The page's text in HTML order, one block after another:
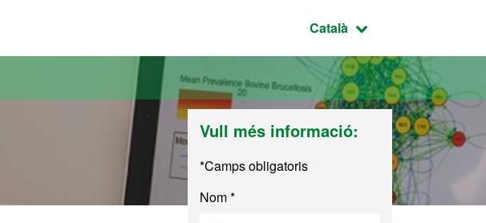
Idioma seleccionat:
Català
Vull més informació:
*Camps obligatoris
Nom *